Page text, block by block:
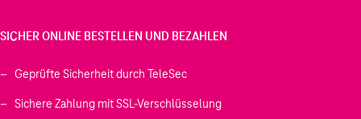
SICHER ONLINE BESTELLEN UND BEZAHLEN
Geprüfte Sicherheit durch TeleSec
Sichere Zahlung mit SSL-Verschlüsselung